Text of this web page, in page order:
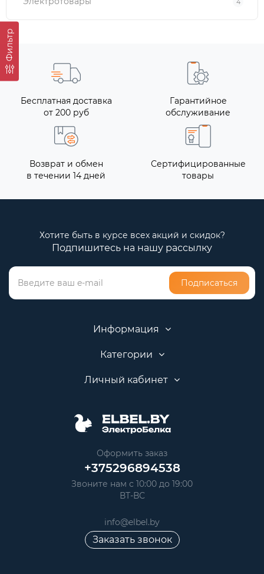
Фильтр
4
Бесплатная доставка
от 200 руб
Гарантийное
обслуживание
Возврат и обмен
в течении 14 дней
Сертифицированные
товары
Хотите быть в курсе всех акций и скидок?
Подпишитесь на нашу рассылку
Подписаться
Информация
Категории
Личный кабинет
Оформить заказ
+375296894538
Звоните нам с 10:00 до 19:00
ВТ-ВС
info@elbel.by
Заказать звонок